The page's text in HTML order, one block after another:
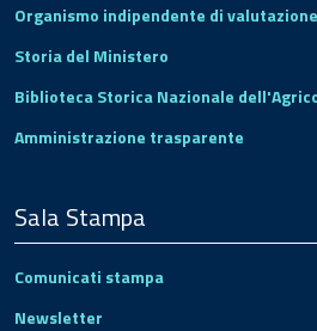
Organismo indipendente di
Storia del Ministero
Biblioteca Storica Nazionale
Amministrazione trasparente
Sala Stampa
Comunicati stampa
Newsletter